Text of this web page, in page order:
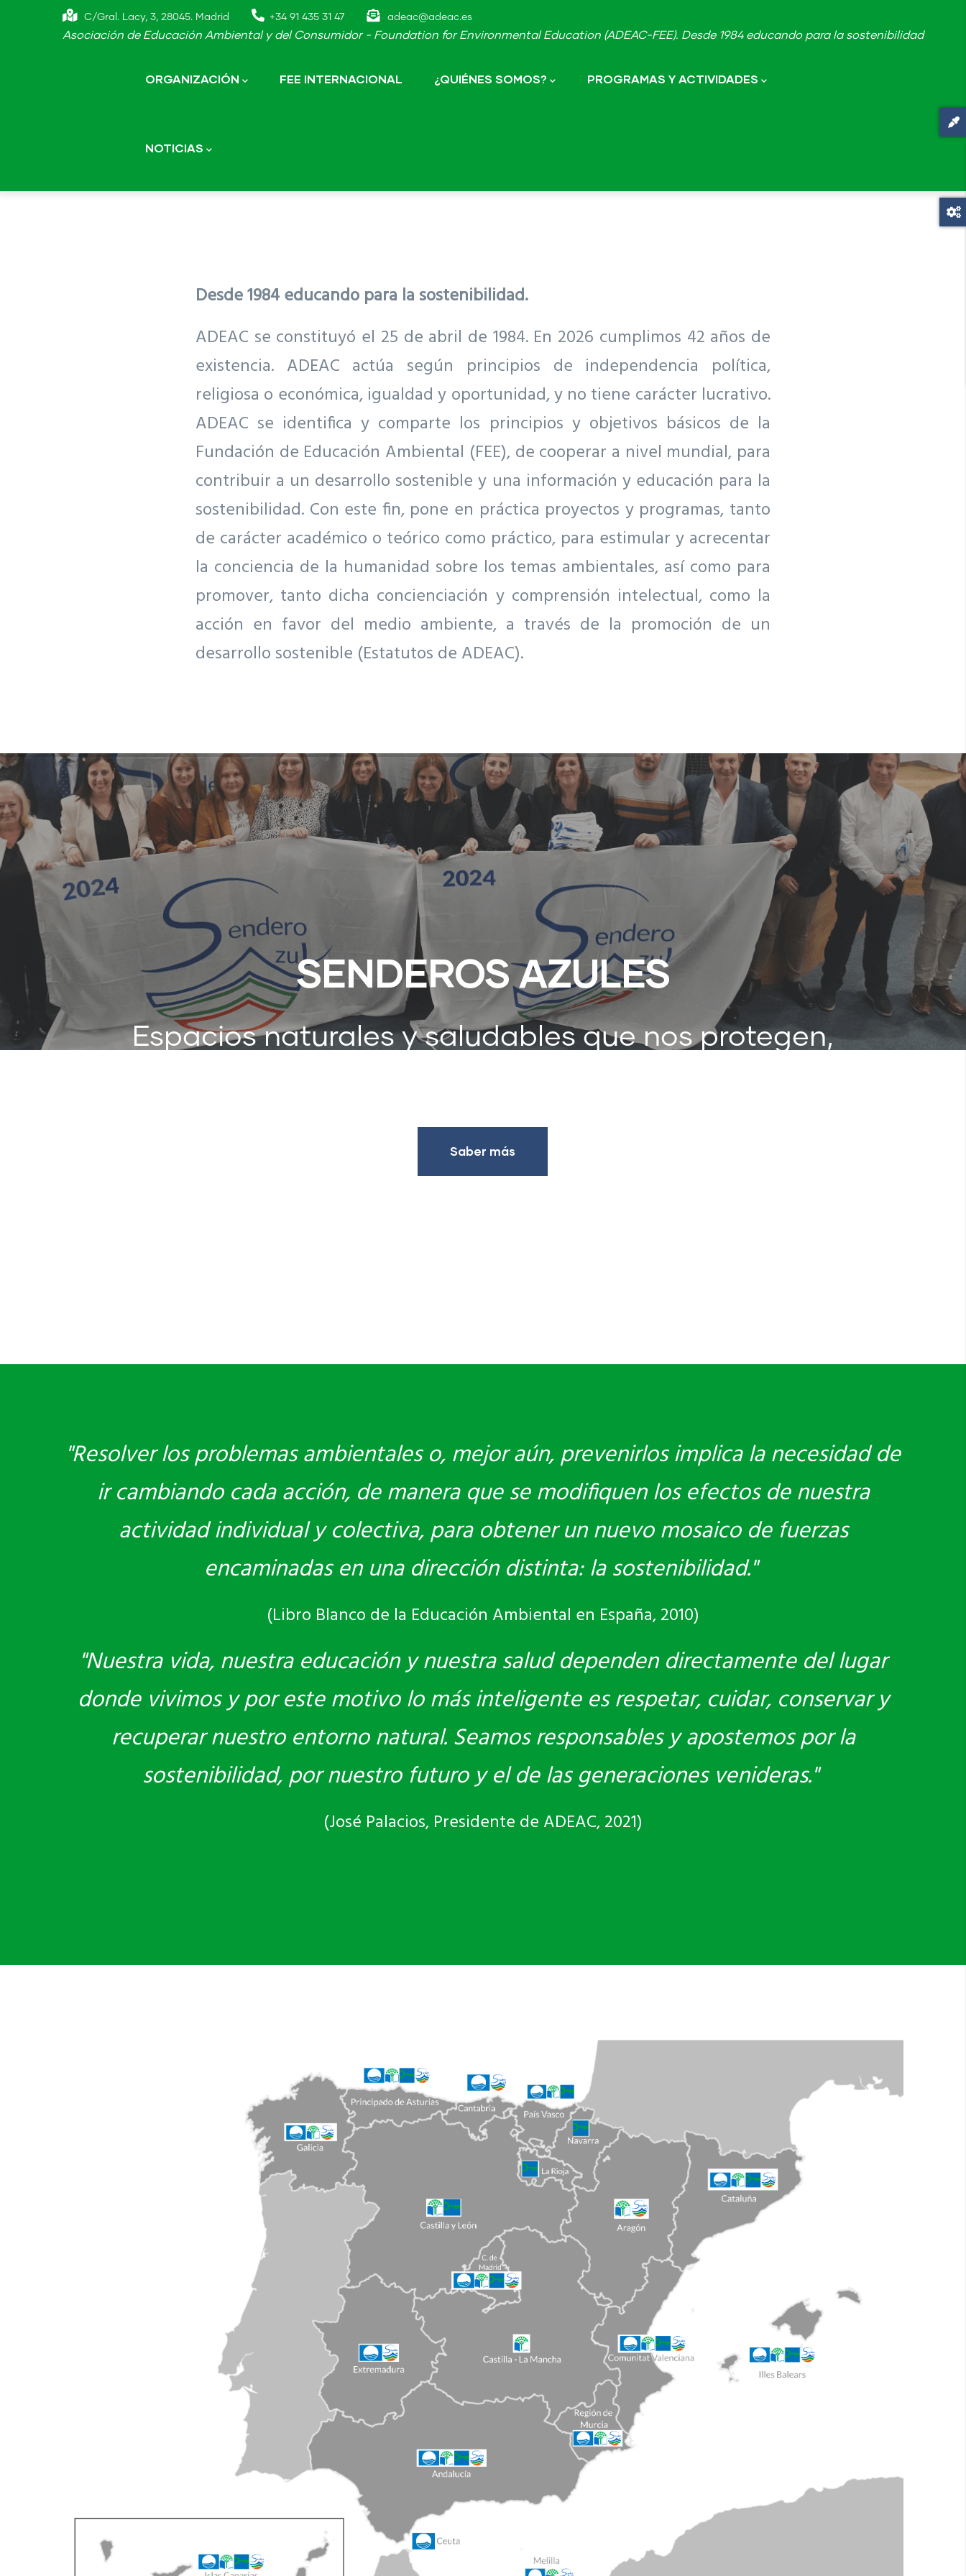
C/Gral. Lacy, 3, 28045. Madrid +34 91 435 31 47 adeac@adeac.es
Asociación de Educación Ambiental y del Consumidor - Foundation for Environmental Education (ADEAC-FEE). Desde 1984 educando para la sostenibilidad
navigation
ORGANIZACIÓN FEE INTERNACIONAL ¿QUIÉNES SOMOS? PROGRAMAS Y ACTIVIDADES
NOTICIAS
Desde 1984 educando para la sostenibilidad.
ADEAC se constituyó el 25 de abril de 1984. En 2026 cumplimos 42 años de
existencia. ADEAC actúa según principios de independencia política,
religiosa o económica, igualdad y oportunidad, y no tiene carácter lucrativo.
ADEAC se identifica y comparte los principios y objetivos básicos de la
Fundación de Educación Ambiental (FEE), de cooperar a nivel mundial, para
contribuir a un desarrollo sostenible y una información y educación para la
sostenibilidad. Con este fin, pone en práctica proyectos y programas, tanto
de carácter académico o teórico como práctico, para estimular y acrecentar
la conciencia de la humanidad sobre los temas ambientales, así como para
promover, tanto dicha concienciación y comprensión intelectual, como la
acción en favor del medio ambiente, a través de la promoción de un
desarrollo sostenible (Estatutos de ADEAC).
SENDEROS AZULES
Espacios naturales y saludables que nos protegen,
Saber más
"Resolver los problemas ambientales o, mejor aún, prevenirlos implica la necesidad de
ir cambiando cada acción, de manera que se modifiquen los efectos de nuestra
actividad individual y colectiva, para obtener un nuevo mosaico de fuerzas
encaminadas en una dirección distinta: la sostenibilidad."
(Libro Blanco de la Educación Ambiental en España, 2010)
"Nuestra vida, nuestra educación y nuestra salud dependen directamente del lugar
donde vivimos y por este motivo lo más inteligente es respetar, cuidar, conservar y
recuperar nuestro entorno natural. Seamos responsables y apostemos por la
sostenibilidad, por nuestro futuro y el de las generaciones venideras."
(José Palacios, Presidente de ADEAC, 2021)